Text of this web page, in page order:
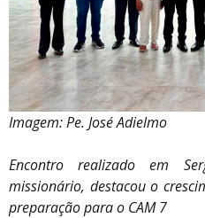
Imagem: Pe. José Adielmo
Encontro realizado em
missionário, destacou o
preparação para o CAM 7